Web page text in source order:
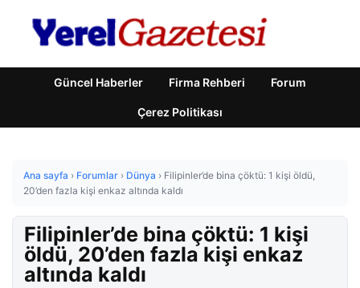
Güncel Haberler Firma Rehberi Forum
Çerez Politikası
Ana sayfa › Forumlar › Dünya › Filipinler’de bina çöktü: 1 kişi öldü,
20’den fazla kişi enkaz altında kaldı
Filipinler’de bina çöktü: 1 kişi
öldü, 20’den fazla kişi enkaz
altında kaldı